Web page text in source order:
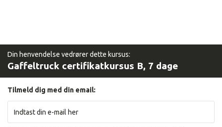
Din henvendelse vedrører dette kursus:
Gaffeltruck certifikatkursus B, 7 dage
Tilmeld dig med din email: